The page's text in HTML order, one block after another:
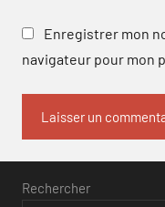
Enregistrer mon
navigateur pour mon
Rechercher